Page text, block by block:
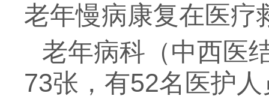
老年慢病康复在医疗
老年病科（中西医
73张，有52名医护